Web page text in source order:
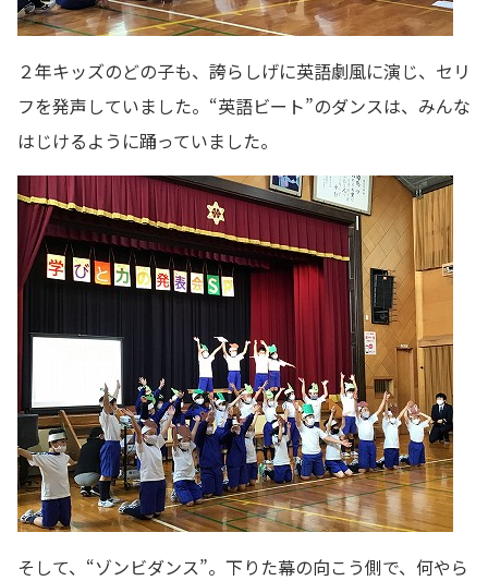
２年キッズのどの子も、誇らしげに英語劇風に演じ、セリ
フを発声していました。“英語ビート”のダンスは、みんな
はじけるように踊っていました。
そして、“ゾンビダンス”。下りた幕の向こう側で、何やら